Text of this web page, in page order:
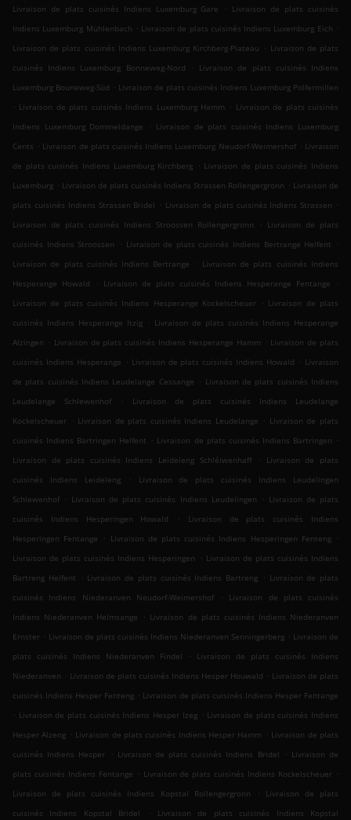
Livraison de plats cuisinés Indiens Luxemburg Gare
. Livraison de plats cuisinés
Indiens Luxemburg Mühlenbach . Livraison de plats cuisinés Indiens Luxemburg Eich .
Livraison de plats cuisinés Indiens Luxemburg Kirchberg-Plateau . Livraison de plats
cuisinés Indiens Luxemburg Bonneweg-Nord
. Livraison de plats cuisinés Indiens
Luxemburg Bouneweg-Süd . Livraison de plats cuisinés Indiens Luxemburg Polfermillen
. Livraison de plats cuisinés Indiens Luxemburg Hamm . Livraison de plats cuisinés
Indiens Luxemburg Dommeldange
. Livraison de plats cuisinés Indiens Luxemburg
Cents . Livraison de plats cuisinés Indiens Luxemburg Neudorf-Weimershof . Livraison
de plats cuisinés Indiens Luxemburg Kirchberg . Livraison de plats cuisinés Indiens
Luxemburg . Livraison de plats cuisinés Indiens Strassen Rollengergronn . Livraison de
plats cuisinés Indiens Strassen Bridel . Livraison de plats cuisinés Indiens Strassen .
Livraison de plats cuisinés Indiens Stroossen Rollengergronn
. Livraison de plats
cuisinés Indiens Stroossen
. Livraison de plats cuisinés Indiens Bertrange Helfent
.
Livraison de plats cuisinés Indiens Bertrange
. Livraison de plats cuisinés Indiens
Hesperange Howald
. Livraison de plats cuisinés Indiens Hesperange Fentange
.
Livraison de plats cuisinés Indiens Hesperange Kockelscheuer . Livraison de plats
cuisinés Indiens Hesperange Itzig . Livraison de plats cuisinés Indiens Hesperange
Alzingen . Livraison de plats cuisinés Indiens Hesperange Hamm . Livraison de plats
cuisinés Indiens Hesperange . Livraison de plats cuisinés Indiens Howald . Livraison
de plats cuisinés Indiens Leudelange Cessange . Livraison de plats cuisinés Indiens
Leudelange Schlewenhof
.
Livraison de plats cuisinés Indiens Leudelange
Kockelscheuer . Livraison de plats cuisinés Indiens Leudelange . Livraison de plats
cuisinés Indiens Bartringen Helfent . Livraison de plats cuisinés Indiens Bartringen .
Livraison de plats cuisinés Indiens Leideleng Schléiwenhaff
.
Livraison de plats
cuisinés Indiens Leideleng
.
Livraison de plats cuisinés Indiens Leudelingen
Schlewenhof . Livraison de plats cuisinés Indiens Leudelingen . Livraison de plats
cuisinés Indiens Hesperingen Howald
.
Livraison de plats cuisinés Indiens
Hesperingen Fentange
. Livraison de plats cuisinés Indiens Hesperingen Fenteng .
Livraison de plats cuisinés Indiens Hesperingen
. Livraison de plats cuisinés Indiens
Bartreng Helfent
. Livraison de plats cuisinés Indiens Bartreng . Livraison de plats
cuisinés Indiens Niederanven Neudorf-Weimershof
.
Livraison de plats cuisinés
Indiens Niederanven Helmsange
. Livraison de plats cuisinés Indiens Niederanven
Ernster . Livraison de plats cuisinés Indiens Niederanven Senningerberg . Livraison de
plats cuisinés Indiens Niederanven Findel
. Livraison de plats cuisinés Indiens
Niederanven . Livraison de plats cuisinés Indiens Hesper Houwald . Livraison de plats
cuisinés Indiens Hesper Fenteng . Livraison de plats cuisinés Indiens Hesper Fentange
. Livraison de plats cuisinés Indiens Hesper Izeg . Livraison de plats cuisinés Indiens
Hesper Alzeng . Livraison de plats cuisinés Indiens Hesper Hamm . Livraison de plats
cuisinés Indiens Hesper
. Livraison de plats cuisinés Indiens Bridel . Livraison de
plats cuisinés Indiens Fentange . Livraison de plats cuisinés Indiens Kockelscheuer .
Livraison de plats cuisinés Indiens Kopstal Rollengergronn
.
Livraison de plats
cuisinés Indiens Kopstal Bridel
.
Livraison de plats cuisinés Indiens Kopstal